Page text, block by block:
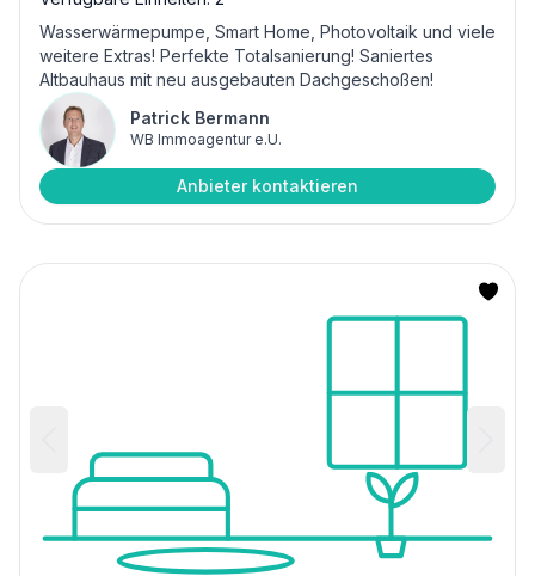
Wasserwärmepumpe, Smart Home, Photovoltaik und viele
weitere Extras! Perfekte Totalsanierung! Saniertes
Altbauhaus mit neu ausgebauten Dachgeschoßen!
Patrick Bermann
WB Immoagentur e.U.
Anbieter kontaktieren